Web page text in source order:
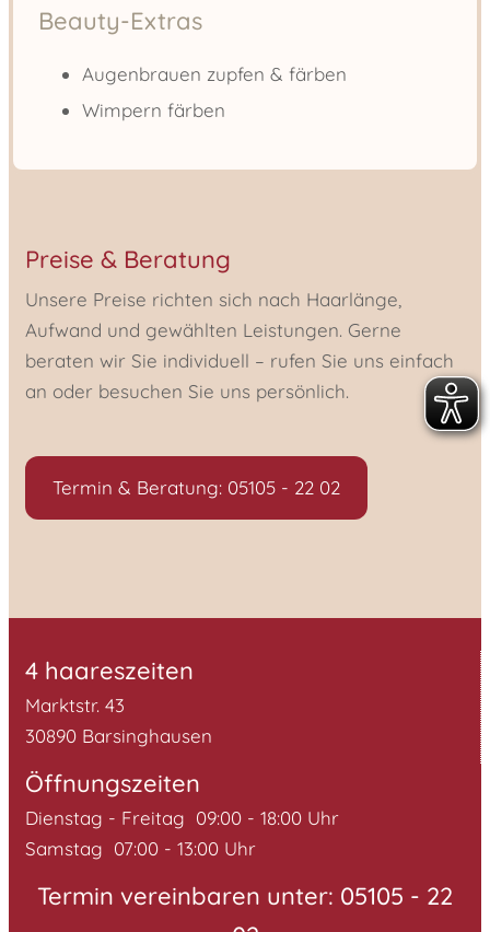
Beauty-Extras
Augenbrauen zupfen & färben
Wimpern färben
Preise & Beratung
Unsere Preise richten sich nach Haarlänge,
Aufwand und gewählten Leistungen. Gerne
beraten wir Sie individuell – rufen Sie uns einfach
an oder besuchen Sie uns persönlich.
Termin & Beratung: 05105 - 22 02
4 haareszeiten
Marktstr. 43
30890 Barsinghausen
Öffnungszeiten
Dienstag - Freitag 09:00 - 18:00 Uhr
Samstag 07:00 - 13:00 Uhr
Termin vereinbaren unter: 05105 - 22